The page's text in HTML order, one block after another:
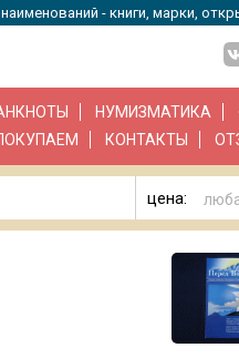
- книги, марки,
НУМИЗМАТИКА
КОНТАКТЫ
цена: